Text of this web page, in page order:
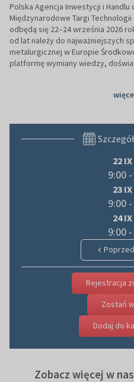
Polska Agencja Inwestycji i Handlu
Międzynarodowe Targi
odbędą się 22–24 września 2026
od lat należy do najważniejszych
metalurgicznej w Europie
platformę wymiany wiedzy,
22
9:00
23
9:00
24
9:00
Rejestracja
Zostań
Dodaj do
Zobacz więcej w